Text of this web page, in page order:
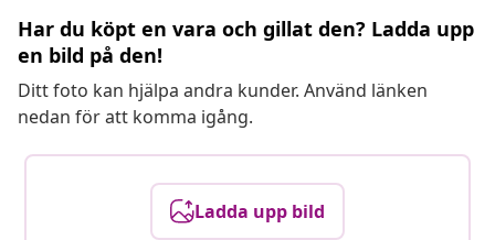
Har du köpt en vara och gillat den? Ladda upp
en bild på den!
Ditt foto kan hjälpa andra kunder. Använd länken
nedan för att komma igång.
Ladda upp bild